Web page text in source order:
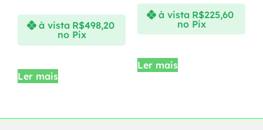
à vista R$498,20
no Pix
Ler mais
à vista R$225,60
no Pix
Ler mais